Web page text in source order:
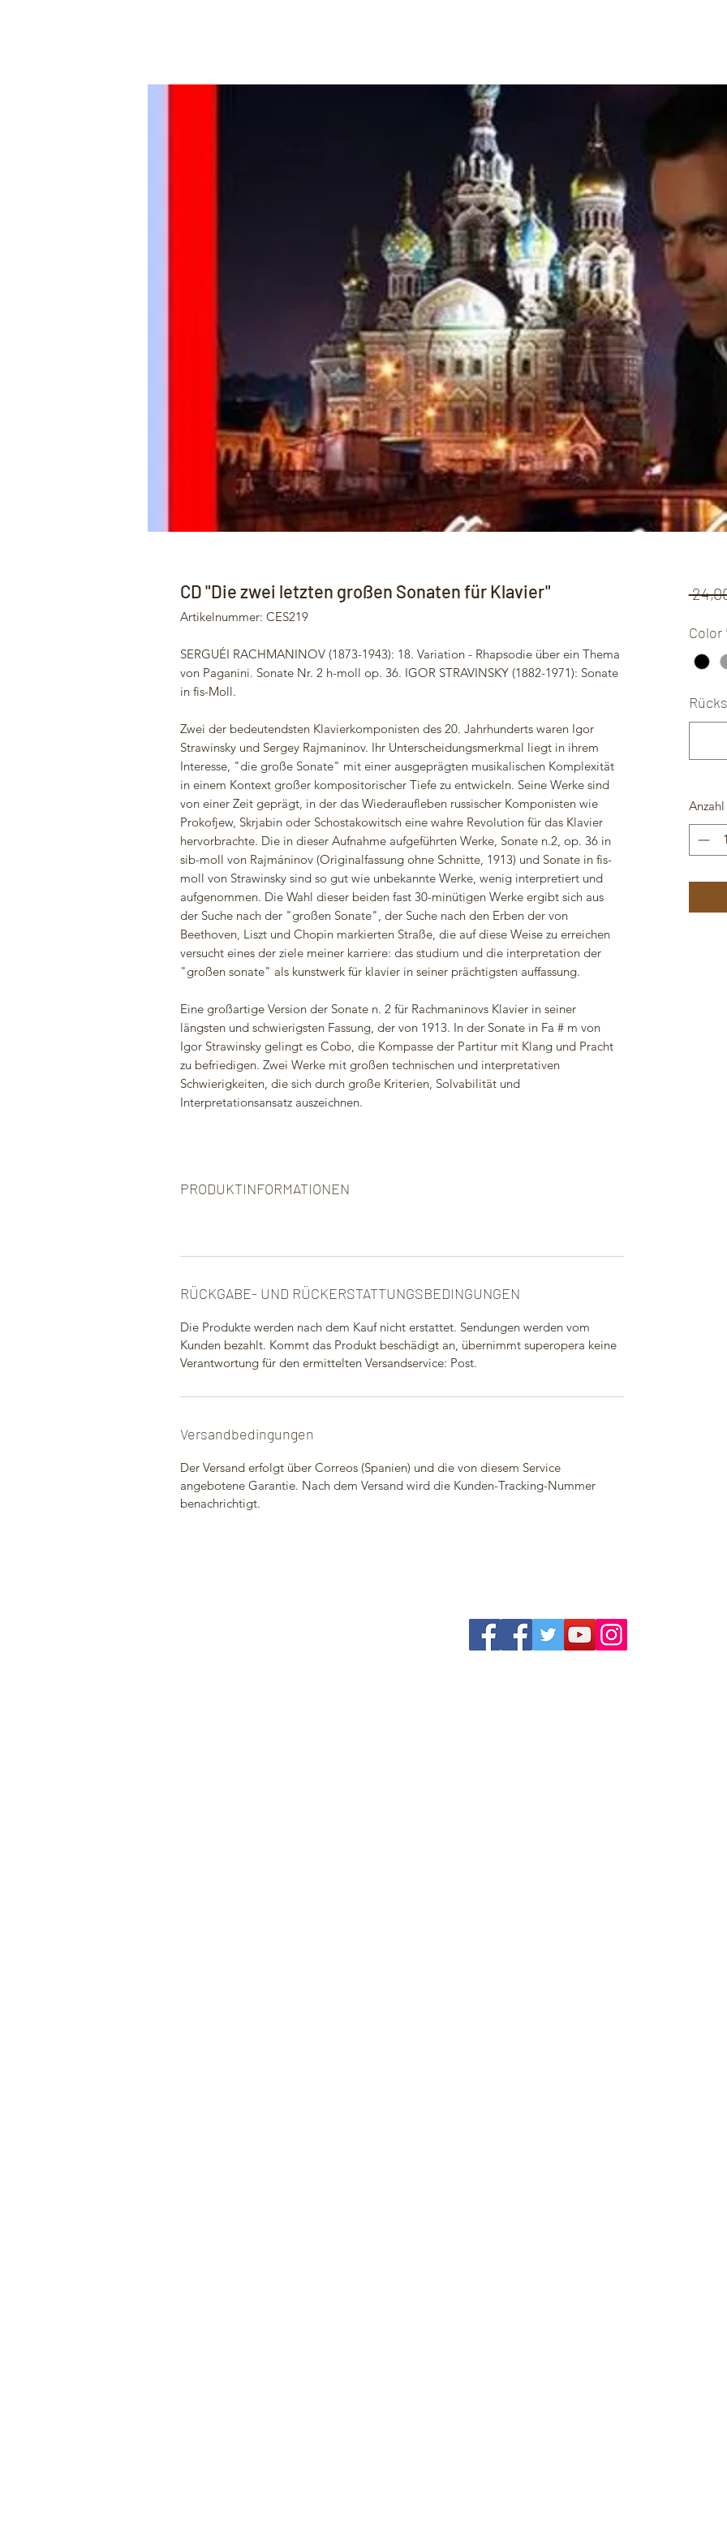
CD "Die zwei letzten großen Sonaten für Klavier"
Artikelnummer: CES219
SERGUÉI RACHMANINOV (1873-1943): 18. Variation - Rhapsodie über ein Thema
von Paganini. Sonate Nr. 2 h-moll op. 36. IGOR STRAVINSKY (1882-1971): Sonate
in fis-Moll.
Zwei der bedeutendsten Klavierkomponisten des 20. Jahrhunderts waren Igor
Strawinsky und Sergey Rajmaninov. Ihr Unterscheidungsmerkmal liegt in ihrem
Interesse, "die große Sonate" mit einer ausgeprägten musikalischen Komplexität
in einem Kontext großer kompositorischer Tiefe zu entwickeln. Seine Werke sind
von einer Zeit geprägt, in der das Wiederaufleben russischer Komponisten wie
Prokofjew, Skrjabin oder Schostakowitsch eine wahre Revolution für das Klavier
hervorbrachte. Die in dieser Aufnahme aufgeführten Werke, Sonate n.2, op. 36 in
sib-moll von Rajmáninov (Originalfassung ohne Schnitte, 1913) und Sonate in fis-
moll von Strawinsky sind so gut wie unbekannte Werke, wenig interpretiert und
aufgenommen. Die Wahl dieser beiden fast 30-minütigen Werke ergibt sich aus
der Suche nach der "großen Sonate", der Suche nach den Erben der von
Beethoven, Liszt und Chopin markierten Straße, die auf diese Weise zu erreichen
versucht eines der ziele meiner karriere: das studium und die interpretation der
"großen sonate" als kunstwerk für klavier in seiner prächtigsten auffassung.
Eine großartige Version der Sonate n. 2 für Rachmaninovs Klavier in seiner
längsten und schwierigsten Fassung, der von 1913. In der Sonate in Fa # m von
Igor Strawinsky gelingt es Cobo, die Kompasse der Partitur mit Klang und Pracht
zu befriedigen. Zwei Werke mit großen technischen und interpretativen
Schwierigkeiten, die sich durch große Kriterien, Solvabilität und
Interpretationsansatz auszeichnen.
PRODUKTINFORMATIONEN
RÜCKGABE- UND RÜCKERSTATTUNGSBEDINGUNGEN
Die Produkte werden nach dem Kauf nicht erstattet. Sendungen werden vom
Kunden bezahlt. Kommt das Produkt beschädigt an, übernimmt superopera keine
Verantwortung für den ermittelten Versandservice: Post.
Versandbedingungen
Der Versand erfolgt über Correos (Spanien) und die von diesem Service
angebotene Garantie. Nach dem Versand wird die Kunden-Tracking-Nummer
benachrichtigt.
Color
Anzahl